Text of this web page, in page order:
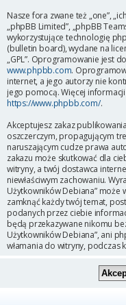
Nasze fora zwane też „one”,
„phpBB Limited”, „phpBB
wykorzystujące technologię
(bulletin board), wydane na
„GPL”. Oprogramowanie jest
www.phpbb.com.
internet, a jego autorzy nie
jego pomocą. Więcej
https://www.phpbb.com/.
Akceptujesz zakaz
oszczerczym, propagującym
naruszającym cudze prawa
zakazu może skutkować dla
witryny, a twój dostawca
niewłaściwym zachowaniu.
Użytkowników Debiana” może
zamknąć każdy twój temat,
podanych przez ciebie
będą przekazywane nikomu
Użytkowników Debiana”, ani
włamania do witryny, podczas